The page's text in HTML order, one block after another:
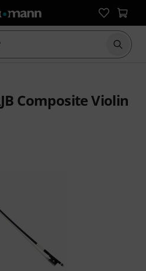
Composite Violin
5 d'après 2 évaluations clients